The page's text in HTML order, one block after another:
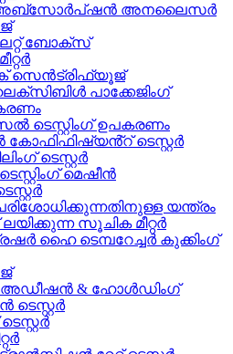
അനലൈസർ
ബോക്സ്
സെൻട്രിഫ്യൂജ്
പാക്കേജിംഗ്
ടെസ്റ്റിംഗ് ഉപകരണം
കോഫിഫിഷ്യൻ്റ് ടെസ്റ്റർ
ടെസ്റ്റർ
മെഷീൻ
യന്ത്രം
സൂചിക മീറ്റർ
ഹൈ ടെമ്പറേച്ചർ കുക്കിംഗ്
അഡീഷൻ & ഹോൾഡിംഗ്